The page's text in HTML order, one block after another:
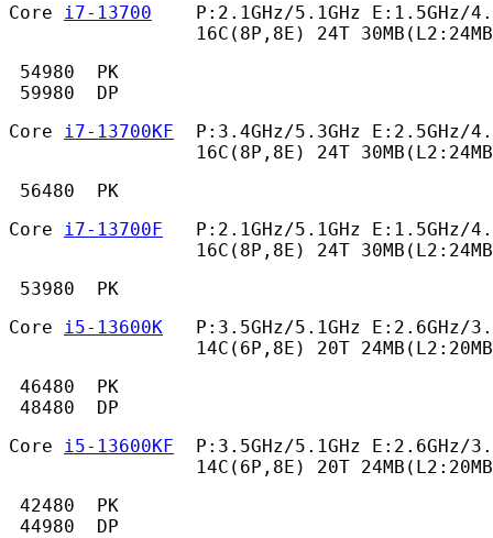
Core i7-13700
P:2.1GHz/5.1GHz E:1.5GHz/
16C(8P,8E) 24T
54980  PK
59980  DP
Core i7-13700KF
P:3.4GHz/5.3GHz E:2.5GHz/
16C(8P,8E) 24T
56480  PK
Core i7-13700F
P:2.1GHz/5.1GHz E:1.5GHz/
16C(8P,8E) 24T
53980  PK
Core i5-13600K
P:3.5GHz/5.1GHz E:2.6GHz/
14C(6P,8E) 20T
46480  PK
48480  DP
Core i5-13600KF
P:3.5GHz/5.1GHz E:2.6GHz/
14C(6P,8E) 20T
42480  PK
44980  DP